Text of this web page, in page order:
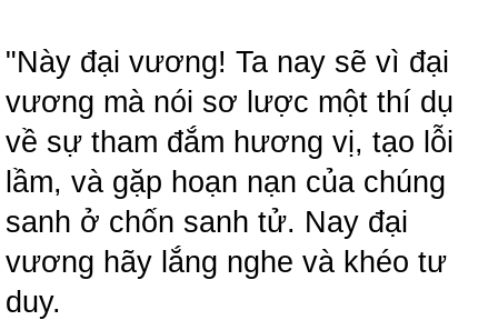
"Này đại vương! Ta nay sẽ vì đại
vương mà nói sơ lược một thí dụ
về sự tham đắm hương vị, tạo lỗi
lầm, và gặp hoạn nạn của chúng
sanh ở chốn sanh tử. Nay đại
vương hãy lắng nghe và khéo tư
duy.